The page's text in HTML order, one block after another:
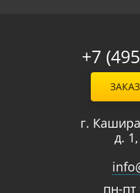
+7
г.
д.
пн-пт